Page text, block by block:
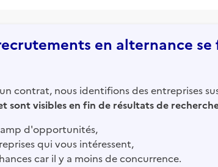
en alternance
contrat, nous identifions des entreprises
sont visibles en fin de résultats de
d'opportunités,
qui vous intéressent,
car il y a moins de concurrence.